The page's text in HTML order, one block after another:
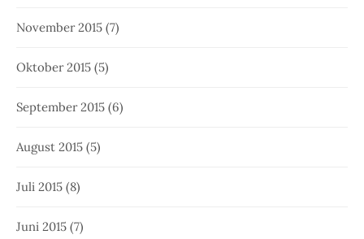
November 2015 (7)
Oktober 2015 (5)
September 2015 (6)
August 2015 (5)
Juli 2015 (8)
Juni 2015 (7)